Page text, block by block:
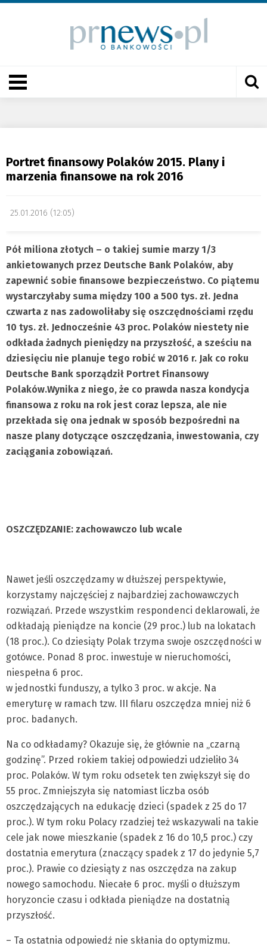
Portret finansowy Polaków 2015. Plany i
marzenia finansowe na rok 2016
25.01.2016 (12:05)
Pół miliona złotych – o takiej sumie marzy 1/3
ankietowanych przez Deutsche Bank Polaków, aby
zapewnić sobie finansowe bezpieczeństwo. Co piątemu
wystarczyłaby suma między 100 a 500 tys. zł. Jedna
czwarta z nas zadowoliłaby się oszczędnościami rzędu
10 tys. zł. Jednocześnie 43 proc. Polaków niestety nie
odkłada żadnych pieniędzy na przyszłość, a sześciu na
dziesięciu nie planuje tego robić w 2016 r. Jak co roku
Deutsche Bank sporządził Portret Finansowy
Polaków.Wynika z niego, że co prawda nasza kondycja
finansowa z roku na rok jest coraz lepsza, ale nie
przekłada się ona jednak w sposób bezpośredni na
nasze plany dotyczące oszczędzania, inwestowania, czy
zaciągania zobowiązań.
OSZCZĘDZANIE: zachowawczo lub wcale
Nawet jeśli oszczędzamy w dłuższej perspektywie,
korzystamy najczęściej z najbardziej zachowawczych
rozwiązań. Przede wszystkim respondenci deklarowali, że
odkładają pieniądze na koncie (29 proc.) lub na lokatach
(18 proc.). Co dziesiąty Polak trzyma swoje oszczędności w
gotówce. Ponad 8 proc. inwestuje w nieruchomości,
niespełna 6 proc.
w jednostki funduszy, a tylko 3 proc. w akcje. Na
emeryturę w ramach tzw. III filaru oszczędza mniej niż 6
proc. badanych.
Na co odkładamy? Okazuje się, że głównie na „czarną
godzinę”. Przed rokiem takiej odpowiedzi udzieliło 34
proc. Polaków. W tym roku odsetek ten zwiększył się do
55 proc. Zmniejszyła się natomiast liczba osób
oszczędzających na edukację dzieci (spadek z 25 do 17
proc.). W tym roku Polacy rzadziej też wskazywali na takie
cele jak nowe mieszkanie (spadek z 16 do 10,5 proc.) czy
dostatnia emerytura (znaczący spadek z 17 do jedynie 5,7
proc.). Prawie co dziesiąty z nas oszczędza na zakup
nowego samochodu. Niecałe 6 proc. myśli o dłuższym
horyzoncie czasu i odkłada pieniądze na dostatnią
przyszłość.
– Ta ostatnia odpowiedź nie skłania do optymizmu.